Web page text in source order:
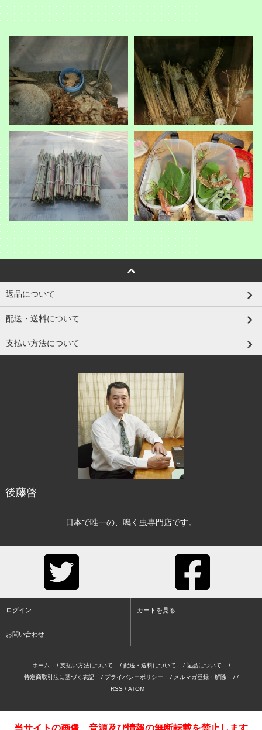
返品について
配送・送料について
支払い方法について
後藤啓
日本で唯一の、鳴く虫専門店です。
ログイン カートを見る
お問い合わせ
ホーム / 支払い方法について / 配送・送料について / 返品について
/
特定商取引法に基づく表記
/ プライバシーポリシー / メルマガ登録・解除
/ /
RSS / ATOM
当サイトの画像、音源及び情報の無断転載を禁止します